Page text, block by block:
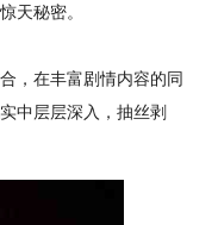
天秘密。
，在丰富剧情内容的同
中层层深入，抽丝剥